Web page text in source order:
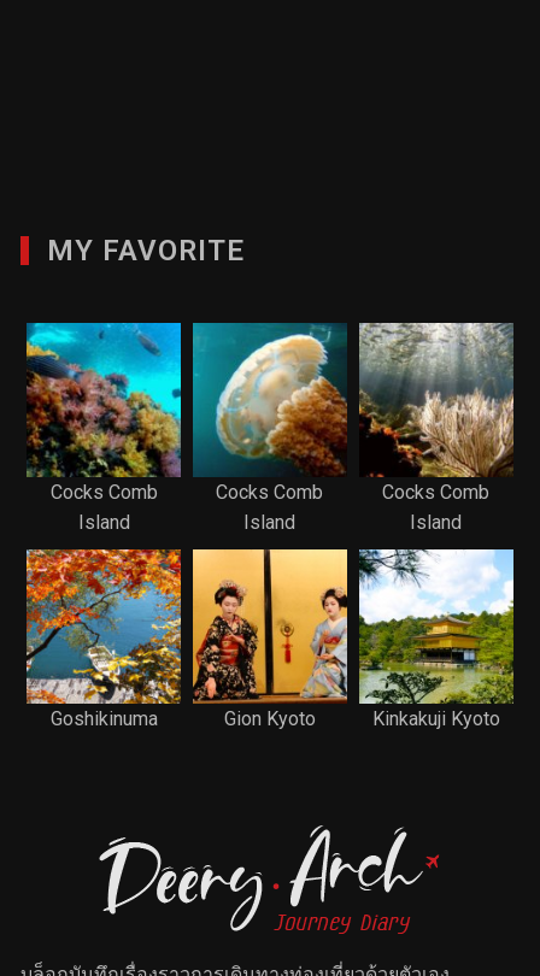
MY FAVORITE
Cocks Comb
Island
Cocks Comb
Island
Cocks Comb
Island
Goshikinuma Gion Kyoto Kinkakuji Kyoto